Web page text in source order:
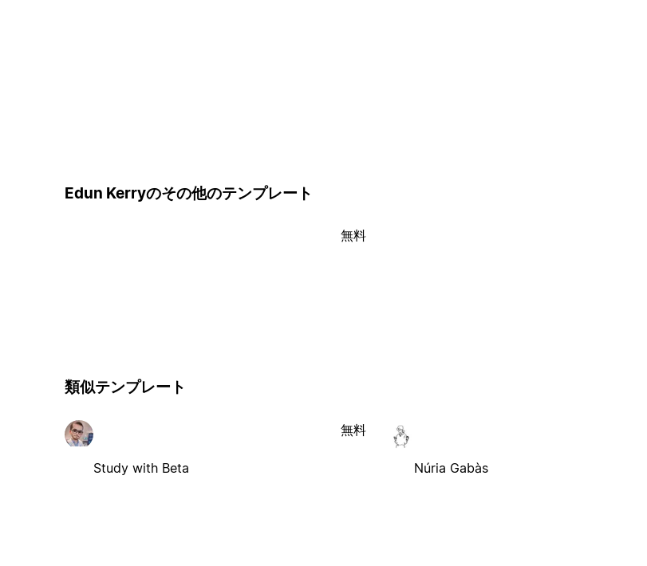
Edun Kerryのその他のテンプレート
無料
類似テンプレート
Study with Beta
無料
Núria Gabàs